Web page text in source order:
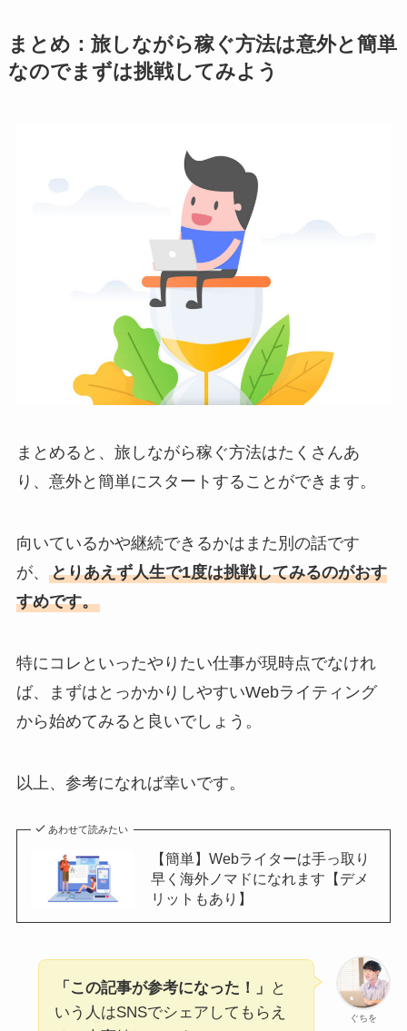
まとめ：旅しながら稼ぐ方法は意外と簡単
なのでまずは挑戦してみよう
まとめると、 旅しながら稼ぐ方法はたくさんあ
り、意外と簡単にスタートすることができます。
向いているかや継続できるかはまた別の話です
が、 とりあえず人生で1度は挑戦してみるのがおす
すめです。
特にコレといったやりたい仕事が現時点でなけれ
ば、まずはとっかかりしやすいWebライティング
から始めてみると良いでしょう。
以上、参考になれば幸いです。
あわせて読みたい
【簡単】Webライターは手っ取り
早く海外ノマドになれます【デメ
リットもあり】
ぐちを
「この記事が参考になった！」
と
いう人はSNSでシェアしてもらえ